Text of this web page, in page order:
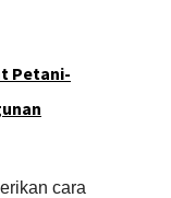
Petani-
cara